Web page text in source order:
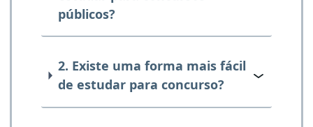
públicos?
2. Existe uma forma mais fácil
de estudar para concurso?